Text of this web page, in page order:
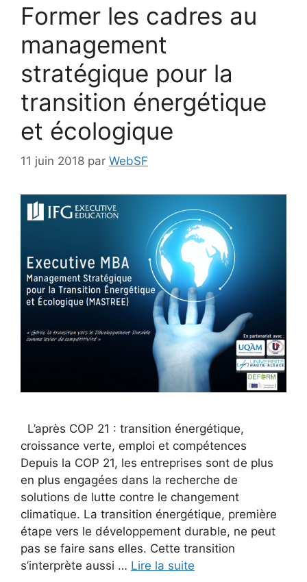
Former les cadres au
management
stratégique pour la
transition énergétique
et écologique
11 juin 2018 par WebSF
L’après COP 21 : transition énergétique,
croissance verte, emploi et compétences
Depuis la COP 21, les entreprises sont de plus
en plus engagées dans la recherche de
solutions de lutte contre le changement
climatique. La transition énergétique, première
étape vers le développement durable, ne peut
pas se faire sans elles. Cette transition
s’interprète aussi … Lire la suite